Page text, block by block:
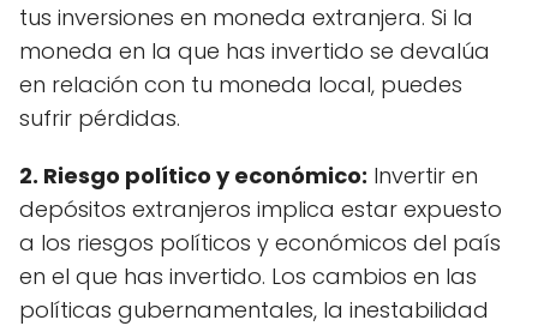
tus inversiones en moneda extranjera. Si la
moneda en la que has invertido se devalúa
en relación con tu moneda local, puedes
sufrir pérdidas.
2. Riesgo político y económico: Invertir en
depósitos extranjeros implica estar expuesto
a los riesgos políticos y económicos del país
en el que has invertido. Los cambios en las
políticas gubernamentales, la inestabilidad